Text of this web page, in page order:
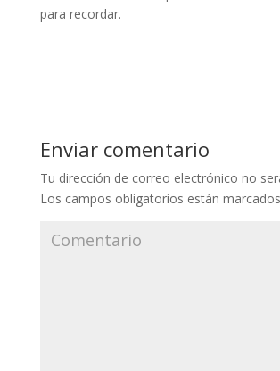
para recordar.
Enviar comentario
Tu dirección de correo electrónico no
Los campos obligatorios están